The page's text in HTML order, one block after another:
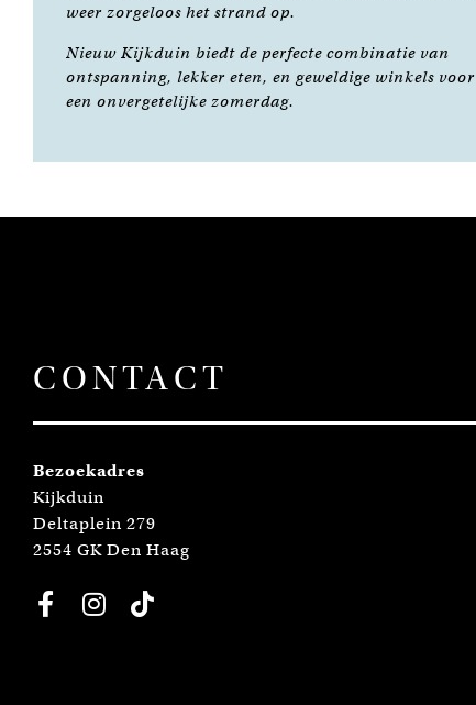
weer zorgeloos het strand op.
Nieuw Kijkduin biedt de perfecte combinatie van
ontspanning, lekker eten, en geweldige winkels voor
een onvergetelijke zomerdag.
CONTACT
Bezoekadres
Kijkduin
Deltaplein 279
2554 GK Den Haag